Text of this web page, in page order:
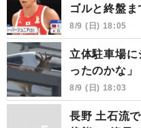
ゴルと終盤
8/9 (日) 18:05
立体駐車場
ったのかな
8/9 (日) 18:03
長野 土石流